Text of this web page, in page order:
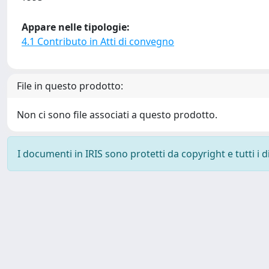
Appare nelle tipologie:
4.1 Contributo in Atti di convegno
File in questo prodotto:
Non ci sono file associati a questo prodotto.
I documenti in IRIS sono protetti da copyright e tutti i